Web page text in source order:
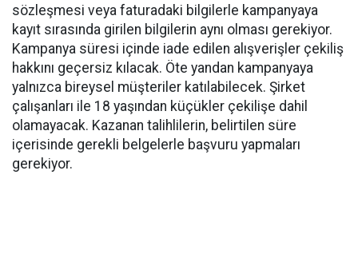
sözleşmesi veya faturadaki bilgilerle kampanyaya
kayıt sırasında girilen bilgilerin aynı olması gerekiyor.
Kampanya süresi içinde iade edilen alışverişler çekiliş
hakkını geçersiz kılacak. Öte yandan kampanyaya
yalnızca bireysel müşteriler katılabilecek. Şirket
çalışanları ile 18 yaşından küçükler çekilişe dahil
olamayacak. Kazanan talihlilerin, belirtilen süre
içerisinde gerekli belgelerle başvuru yapmaları
gerekiyor.